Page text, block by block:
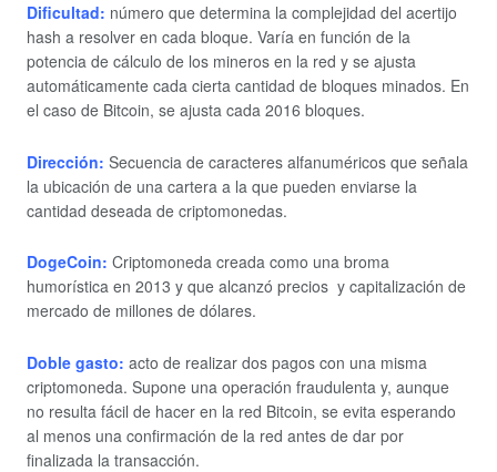
Dificultad: número que determina la complejidad del acertijo
hash a resolver en cada bloque. Varía en función de la
potencia de cálculo de los mineros en la red y se ajusta
automáticamente cada cierta cantidad de bloques minados. En
el caso de Bitcoin, se ajusta cada 2016 bloques.
Dirección: Secuencia de caracteres alfanuméricos que señala
la ubicación de una cartera a la que pueden enviarse la
cantidad deseada de criptomonedas.
DogeCoin: Criptomoneda creada como una broma
humorística en 2013 y que alcanzó precios y capitalización de
mercado de millones de dólares.
Doble gasto: acto de realizar dos pagos con una misma
criptomoneda. Supone una operación fraudulenta y, aunque
no resulta fácil de hacer en la red Bitcoin, se evita esperando
al menos una confirmación de la red antes de dar por
finalizada la transacción.